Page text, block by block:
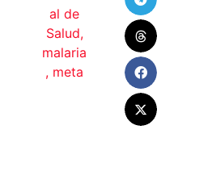
al de
Salud,
malaria
, meta